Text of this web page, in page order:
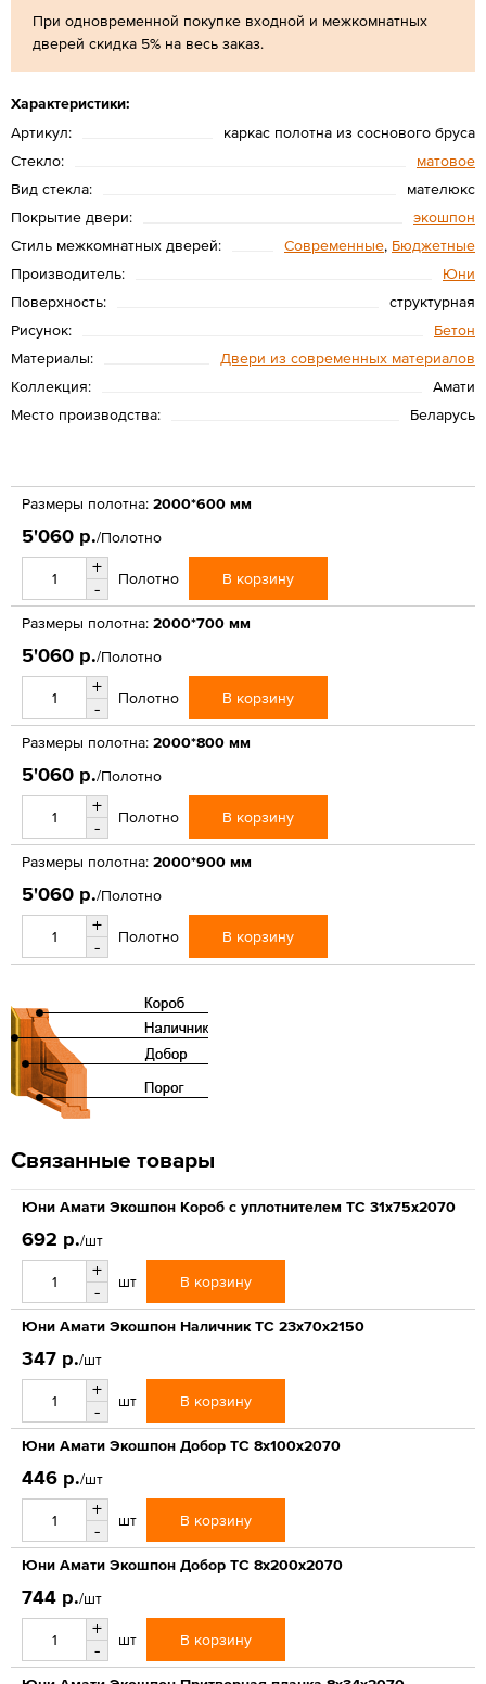
При одновременной покупке входной и межкомнатных
дверей скидка 5% на весь заказ.
Характеристики:
Артикул:
каркас полотна из соснового бруса
Стекло:
матовое
Вид стекла:
мателюкс
Покрытие двери:
экошпон
Стиль межкомнатных дверей:
Современные, Бюджетные
Производитель:
Юни
Поверхность:
структурная
Рисунок:
Бетон
Материалы:
Двери из современных материалов
Коллекция:
Амати
Место производства:
Беларусь
Размеры полотна: 2000*600 мм
5'060 р./Полотно
+
-
Полотно В корзину
Размеры полотна: 2000*700 мм
5'060 р./Полотно
+
-
Полотно В корзину
Размеры полотна: 2000*800 мм
5'060 р./Полотно
+
-
Полотно В корзину
Размеры полотна: 2000*900 мм
5'060 р./Полотно
+
-
Полотно В корзину
Связанные товары
Юни Амати Экошпон Короб с уплотнителем ТС 31x75x2070
692 р./шт
+
-
шт В корзину
Юни Амати Экошпон Наличник ТС 23x70x2150
347 р./шт
+
-
шт В корзину
Юни Амати Экошпон Добор ТС 8x100x2070
446 р./шт
+
-
шт В корзину
Юни Амати Экошпон Добор ТС 8x200x2070
744 р./шт
+
-
шт В корзину